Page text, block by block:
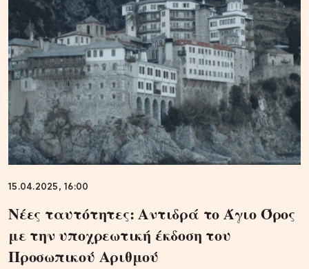
15.04.2025, 16:00
Νέες ταυτότητες: Αντιδρά το Άγιο Όρος
με την υποχρεωτική έκδοση του
Προσωπικού Αριθμού